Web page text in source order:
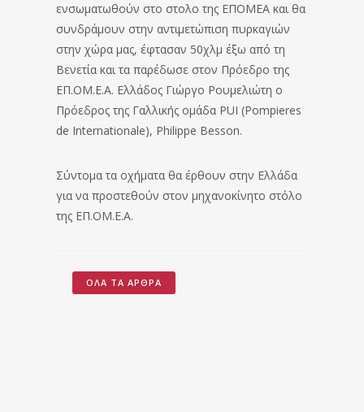
ενσωματωθούν στο στολο της ΕΠΟΜΕΑ και θα
συνδράμουν στην αντιμετώπιση πυρκαγιών
στην χώρα μας, έφτασαν 50χλμ έξω από τη
Βενετία και τα παρέδωσε στον Πρόεδρο της
ΕΠ.ΟΜ.Ε.Α. Ελλάδος Γιώργο Ρουμελιώτη ο
Πρόεδρος της Γαλλικής ομάδα PUI (Pompieres
de Internationale), Philippe Besson.
Σύντομα τα οχήματα θα έρθουν στην Ελλάδα
για να προστεθούν στον μηχανοκίνητο στόλο
της ΕΠ.ΟΜ.Ε.Α.
ΌΛΑ ΤΑ ΆΡΘΡΑ